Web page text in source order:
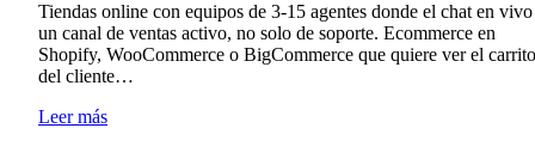
Tiendas online con equipos de 3-15 agentes donde el chat en vivo
un canal de ventas activo, no solo de soporte. Ecommerce en
Shopify, WooCommerce o BigCommerce que quiere ver el carrito
del cliente…
Leer más